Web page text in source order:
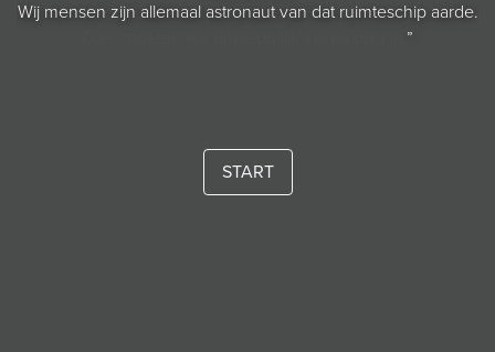
Wij mensen zijn allemaal astronaut van dat ruimteschip aarde.
”
START